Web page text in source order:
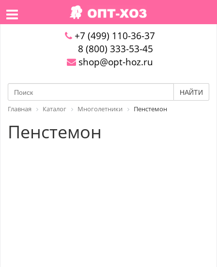
+7 (499) 110-36-37
8 (800) 333-53-45
shop@opt-hoz.ru
НАЙТИ
Главная Каталог Многолетники Пенстемон
Пенстемон